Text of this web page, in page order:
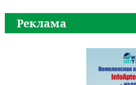
Реклама